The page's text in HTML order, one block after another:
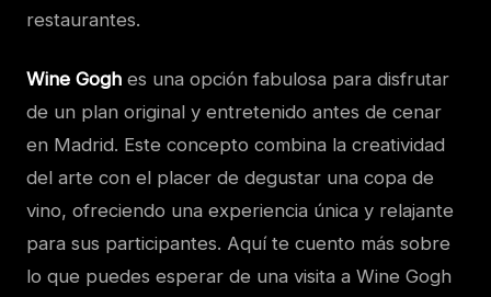
restaurantes.
Wine Gogh es una opción fabulosa para disfrutar
de un plan original y entretenido antes de cenar
en Madrid. Este concepto combina la creatividad
del arte con el placer de degustar una copa de
vino, ofreciendo una experiencia única y relajante
para sus participantes. Aquí te cuento más sobre
lo que puedes esperar de una visita a Wine Gogh